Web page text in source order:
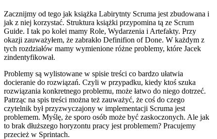
Zacznijmy od tego jak książka Labirytnty Scruma jest zbudowana i
jak z niej korzystać. Struktura książki przypomina tą ze Scrum
Guide. I tak po kolei mamy Role, Wydarzenia i Artefakty. Przy
okazji zauważyłem, że zabrakło Definifion of Done. W każdym z
tych rozdziałów mamy wymienione różne problemy, które Jacek
zindentyfikował.
Problemy są wylistowane w spisie treści co bardzo ułatwia
docieranie do rozwiązań. Czyli w przypadku, kiedy ktoś szuka
rozwiązania konkretnego problemu, może łatwo do niego dotrzeć.
Patrząc na spis treści można też zauważyć, że coś do czego
czytelnik był przyzwyczajony w implementacji Scruma jest
problemem. Myślę, że sporo osób może być zaskoczonych. Ale jak
to brak dłuższego horyzontu pracy jest problemem? Pracujemy
przecież w Sprintach.